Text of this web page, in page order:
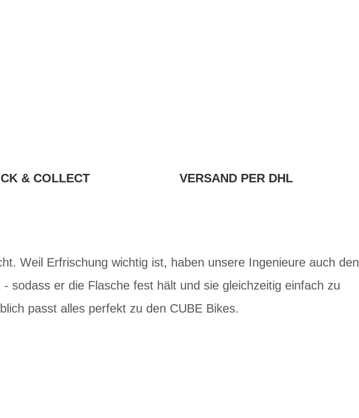
& COLLECT VERSAND PER DHL
Weil Erfrischung wichtig ist, haben unsere Ingenieure auch den
sodass er die Flasche fest hält und sie gleichzeitig einfach zu
passt alles perfekt zu den CUBE Bikes.